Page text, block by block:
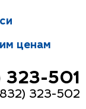
ценам
323-501
323-502